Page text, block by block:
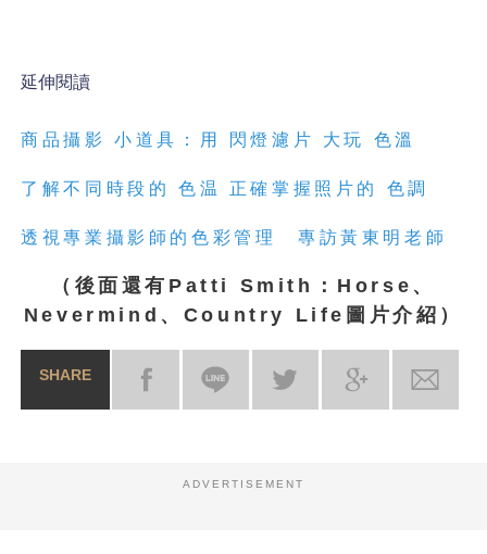
延伸閱讀
商品攝影 小道具：用 閃燈濾片 大玩 色溫
了解不同時段的 色 温 正確掌握照片的 色調
透視專業攝影師的 色 彩管理 專訪黃東明老師
（後面還有Patti Smith：Horse、
Nevermind、Country Life圖片介紹）
SHARE
ADVERTISEMENT